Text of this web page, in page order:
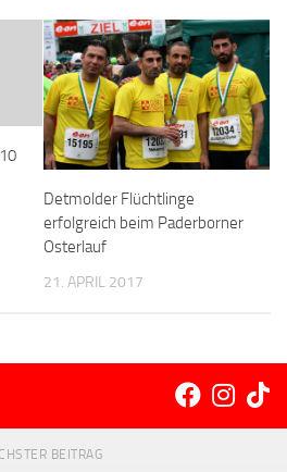
Detmolder Flüchtlinge
erfolgreich beim Paderborner
Osterlauf
21. APRIL 2017
BEITRAG